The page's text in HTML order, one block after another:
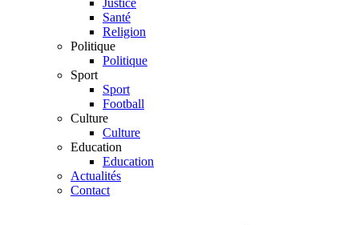
Justice
Santé
Religion
Politique
Politique
Sport
Sport
Football
Culture
Culture
Education
Education
Actualités
Contact